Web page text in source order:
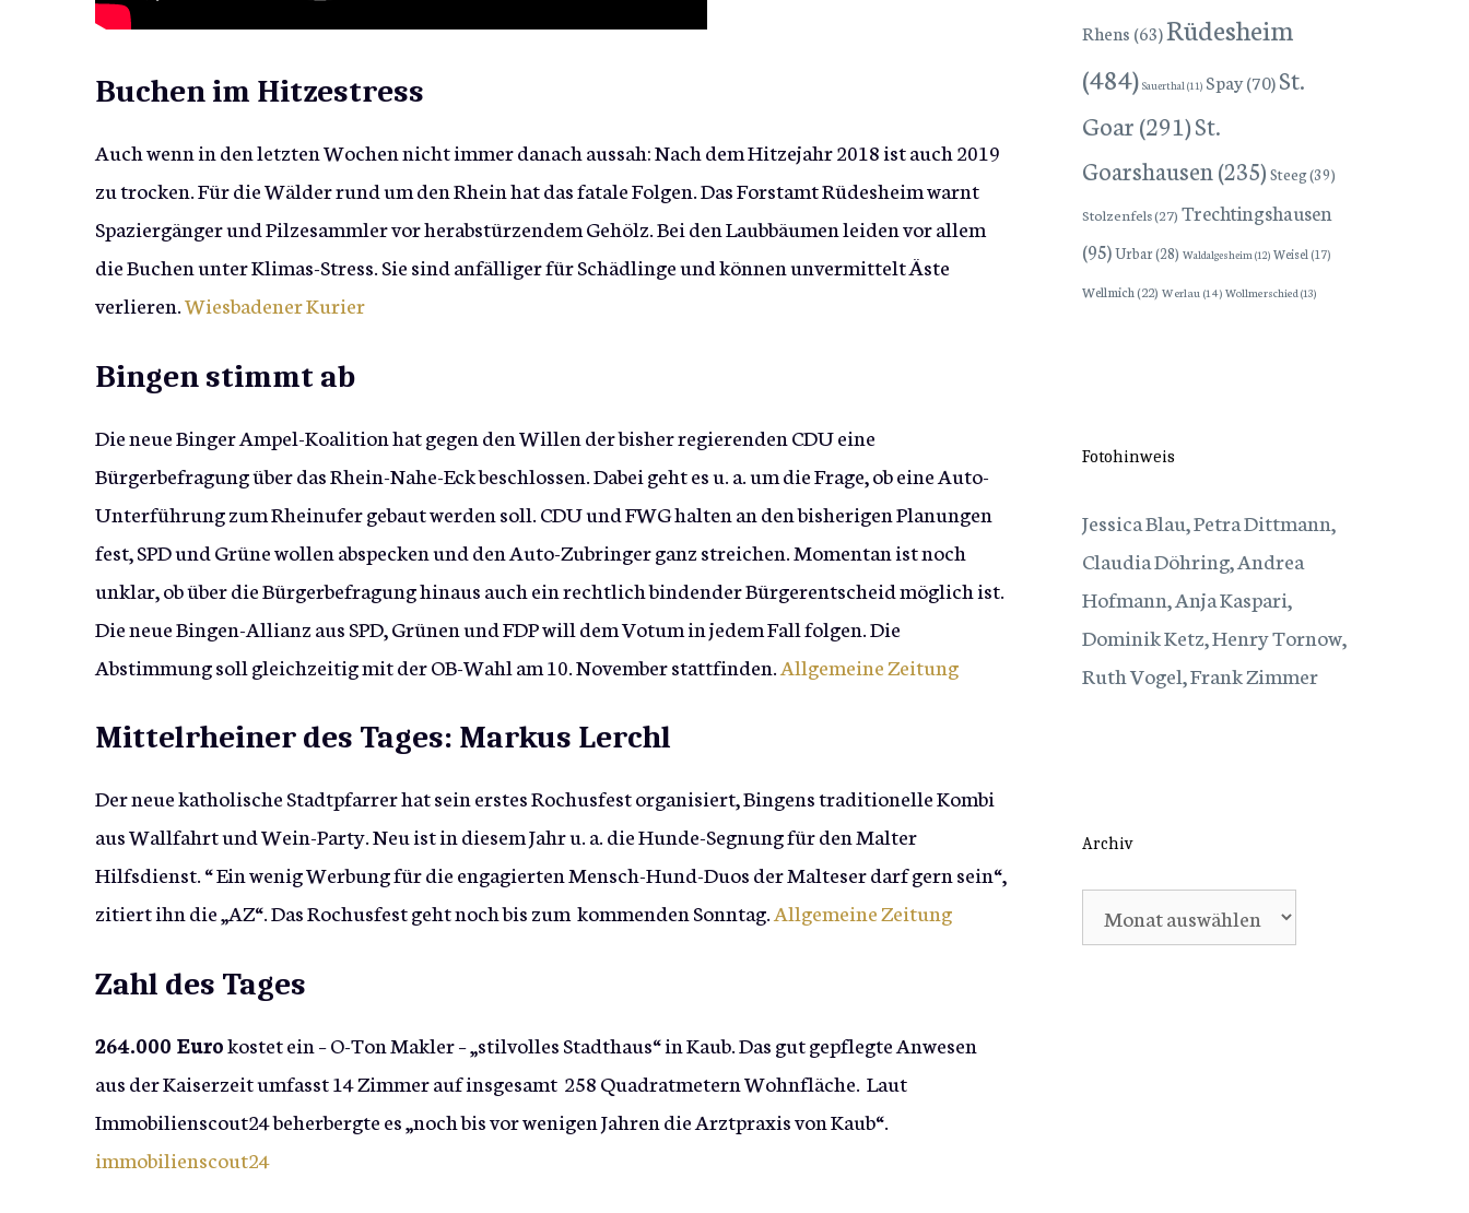
Buchen im Hitzestress
Auch wenn in den letzten Wochen nicht immer danach aussah: Nach dem Hitzejahr 2018 ist auch 2019
zu trocken. Für die Wälder rund um den Rhein hat das fatale Folgen. Das Forstamt Rüdesheim warnt
Spaziergänger und Pilzesammler vor herabstürzendem Gehölz. Bei den Laubbäumen leiden vor allem
die Buchen unter Klimas-Stress. Sie sind anfälliger für Schädlinge und können unvermittelt Äste
verlieren.Wiesbadener Kurier
Bingen stimmt ab
Die neue Binger Ampel-Koalition hat gegen den Willen der bisher regierenden CDU eine
Bürgerbefragung über das Rhein-Nahe-Eck beschlossen. Dabei geht es u. a. um die Frage, ob eine Auto-
Unterführung zum Rheinufer gebaut werden soll. CDU und FWG halten an den bisherigen Planungen
fest, SPD und Grüne wollen abspecken und den Auto-Zubringer ganz streichen. Momentan ist noch
unklar, ob über die Bürgerbefragung hinaus auch ein rechtlich bindender Bürgerentscheid möglich ist.
Die neue Bingen-Allianz aus SPD, Grünen und FDP will dem Votum in jedem Fall folgen. Die
Abstimmung soll gleichzeitig mit der OB-Wahl am 10. November stattfinden.Allgemeine Zeitung
Mittelrheiner des Tages: Markus Lerchl
Der neue katholische Stadtpfarrer hat sein erstes Rochusfest organisiert, Bingens traditionelle Kombi
aus Wallfahrt und Wein-Party. Neu ist in diesem Jahr u. a. die Hunde-Segnung für den Malter
Hilfsdienst. “ Ein wenig Werbung für die engagierten Mensch-Hund-Duos der Malteser darf gern sein“,
zitiert ihn die „AZ“. Das Rochusfest geht noch bis zum kommenden Sonntag.Allgemeine Zeitung
Zahl des Tages
264.000 Eurokostet ein – O-Ton Makler – „stilvolles Stadthaus“ in Kaub. Das gut gepflegte Anwesen
aus der Kaiserzeit umfasst 14 Zimmer auf insgesamt 258 Quadratmetern Wohnfläche. Laut
Immobilienscout24 beherbergte es „noch bis vor wenigen Jahren die Arztpraxis von Kaub“.
immobilienscout24
Rhens (63)Rüdesheim
(484) Sauerthal(11) Spay(70)St.
Goar(291)St.
Goarshausen (235) Steeg(39)
Stolzenfels(27) Trechtingshausen
(95)Urbar(28) Waldalgesheim(12) Weisel (17)
Wellmich (22) Werlau (14) Wollmerschied (13)
Fotohinweis
Jessica Blau, Petra Dittmann,
Claudia Döhring, Andrea
Hofmann, Anja Kaspari,
Dominik Ketz, Henry Tornow,
Ruth Vogel, Frank Zimmer
Archiv
Archiv